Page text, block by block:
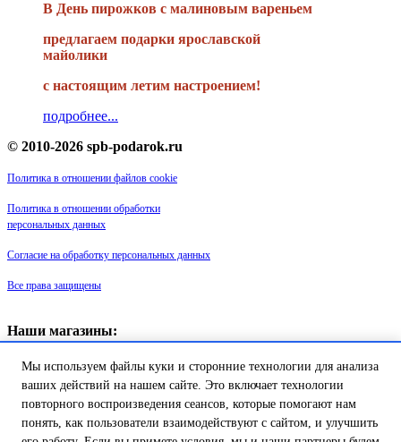
В День пирожков с малиновым вареньем
предлагаем подарки ярославской
майолики
с настоящим летим настроением!
подробнее...
© 2010-2026 spb-podarok.ru
Политика в отношении файлов cookie
Политика в отношении обработки
персональных данных
Согласие на обработку персональных данных
Все права защищены
Наши магазины:
ДК им. Крупской, 1 этаж зал «Синий»
Магазин «Сувенир Кронштадта» - г. Кронштадт, ул. Петровская дом
16/2
Товар успешно добавлен в
Мы используем файлы куки и сторонние технологии для анализа
ваших действий на нашем сайте. Это включает технологии
повторного воспроизведения сеансов, которые помогают нам
понять, как пользователи взаимодействуют с сайтом, и улучшить